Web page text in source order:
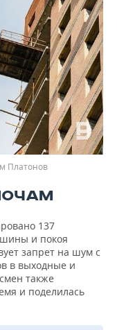
Платонов
137
и покоя
запрет на шум с
в выходные и
также
и поделилась